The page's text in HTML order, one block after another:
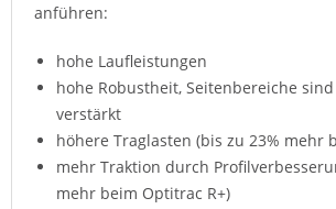
anführen:
hohe Laufleistungen
hohe Robustheit, Seitenbereiche
verstärkt
höhere Traglasten (bis zu 23% mehr
mehr Traktion durch
mehr beim Optitrac R+)